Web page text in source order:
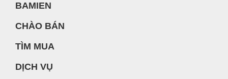
BAMIEN
CHÀO BÁN
TÌM MUA
DỊCH VỤ